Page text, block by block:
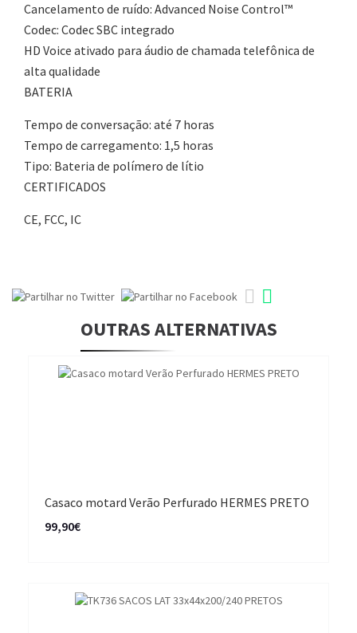
Cancelamento de ruído: Advanced Noise Control™
Codec: Codec SBC integrado
HD Voice ativado para áudio de chamada telefônica de
alta qualidade
BATERIA
Tempo de conversação: até 7 horas
Tempo de carregamento: 1,5 horas
Tipo: Bateria de polímero de lítio
CERTIFICADOS
CE, FCC, IC
OUTRAS ALTERNATIVAS
Casaco motard Verão Perfurado HERMES PRETO
99,90€